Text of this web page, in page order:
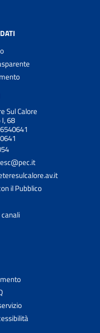
Sul Calore
68
il Pubblico